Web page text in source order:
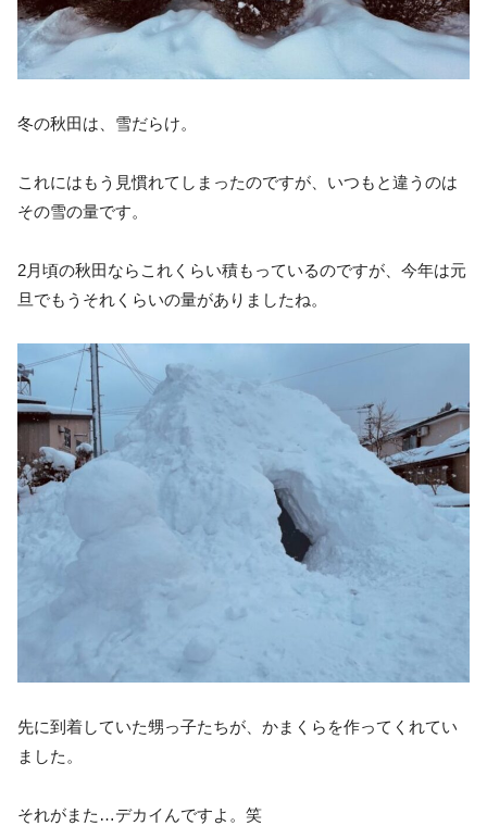
冬の秋田は、雪だらけ。
これにはもう見慣れてしまったのですが、いつもと違うのは
その雪の量です。
2月頃の秋田ならこれくらい積もっているのですが、今年は元
旦でもうそれくらいの量がありましたね。
先に到着していた甥っ子たちが、かまくらを作ってくれてい
ました。
それがまた…デカイんですよ。笑